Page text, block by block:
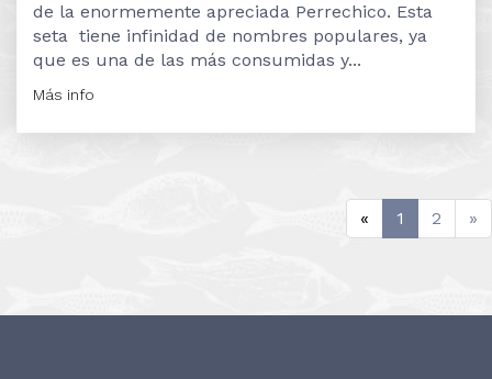
de la enormemente apreciada Perrechico. Esta
seta tiene infinidad de nombres populares, ya
que es una de las más consumidas y...
Más info
« 1 2 »